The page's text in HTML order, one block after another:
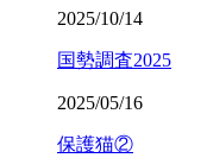
2025/10/14
国勢調査2025
2025/05/16
保護猫②